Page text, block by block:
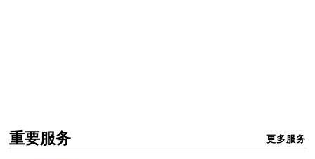
重要服务 更多服务